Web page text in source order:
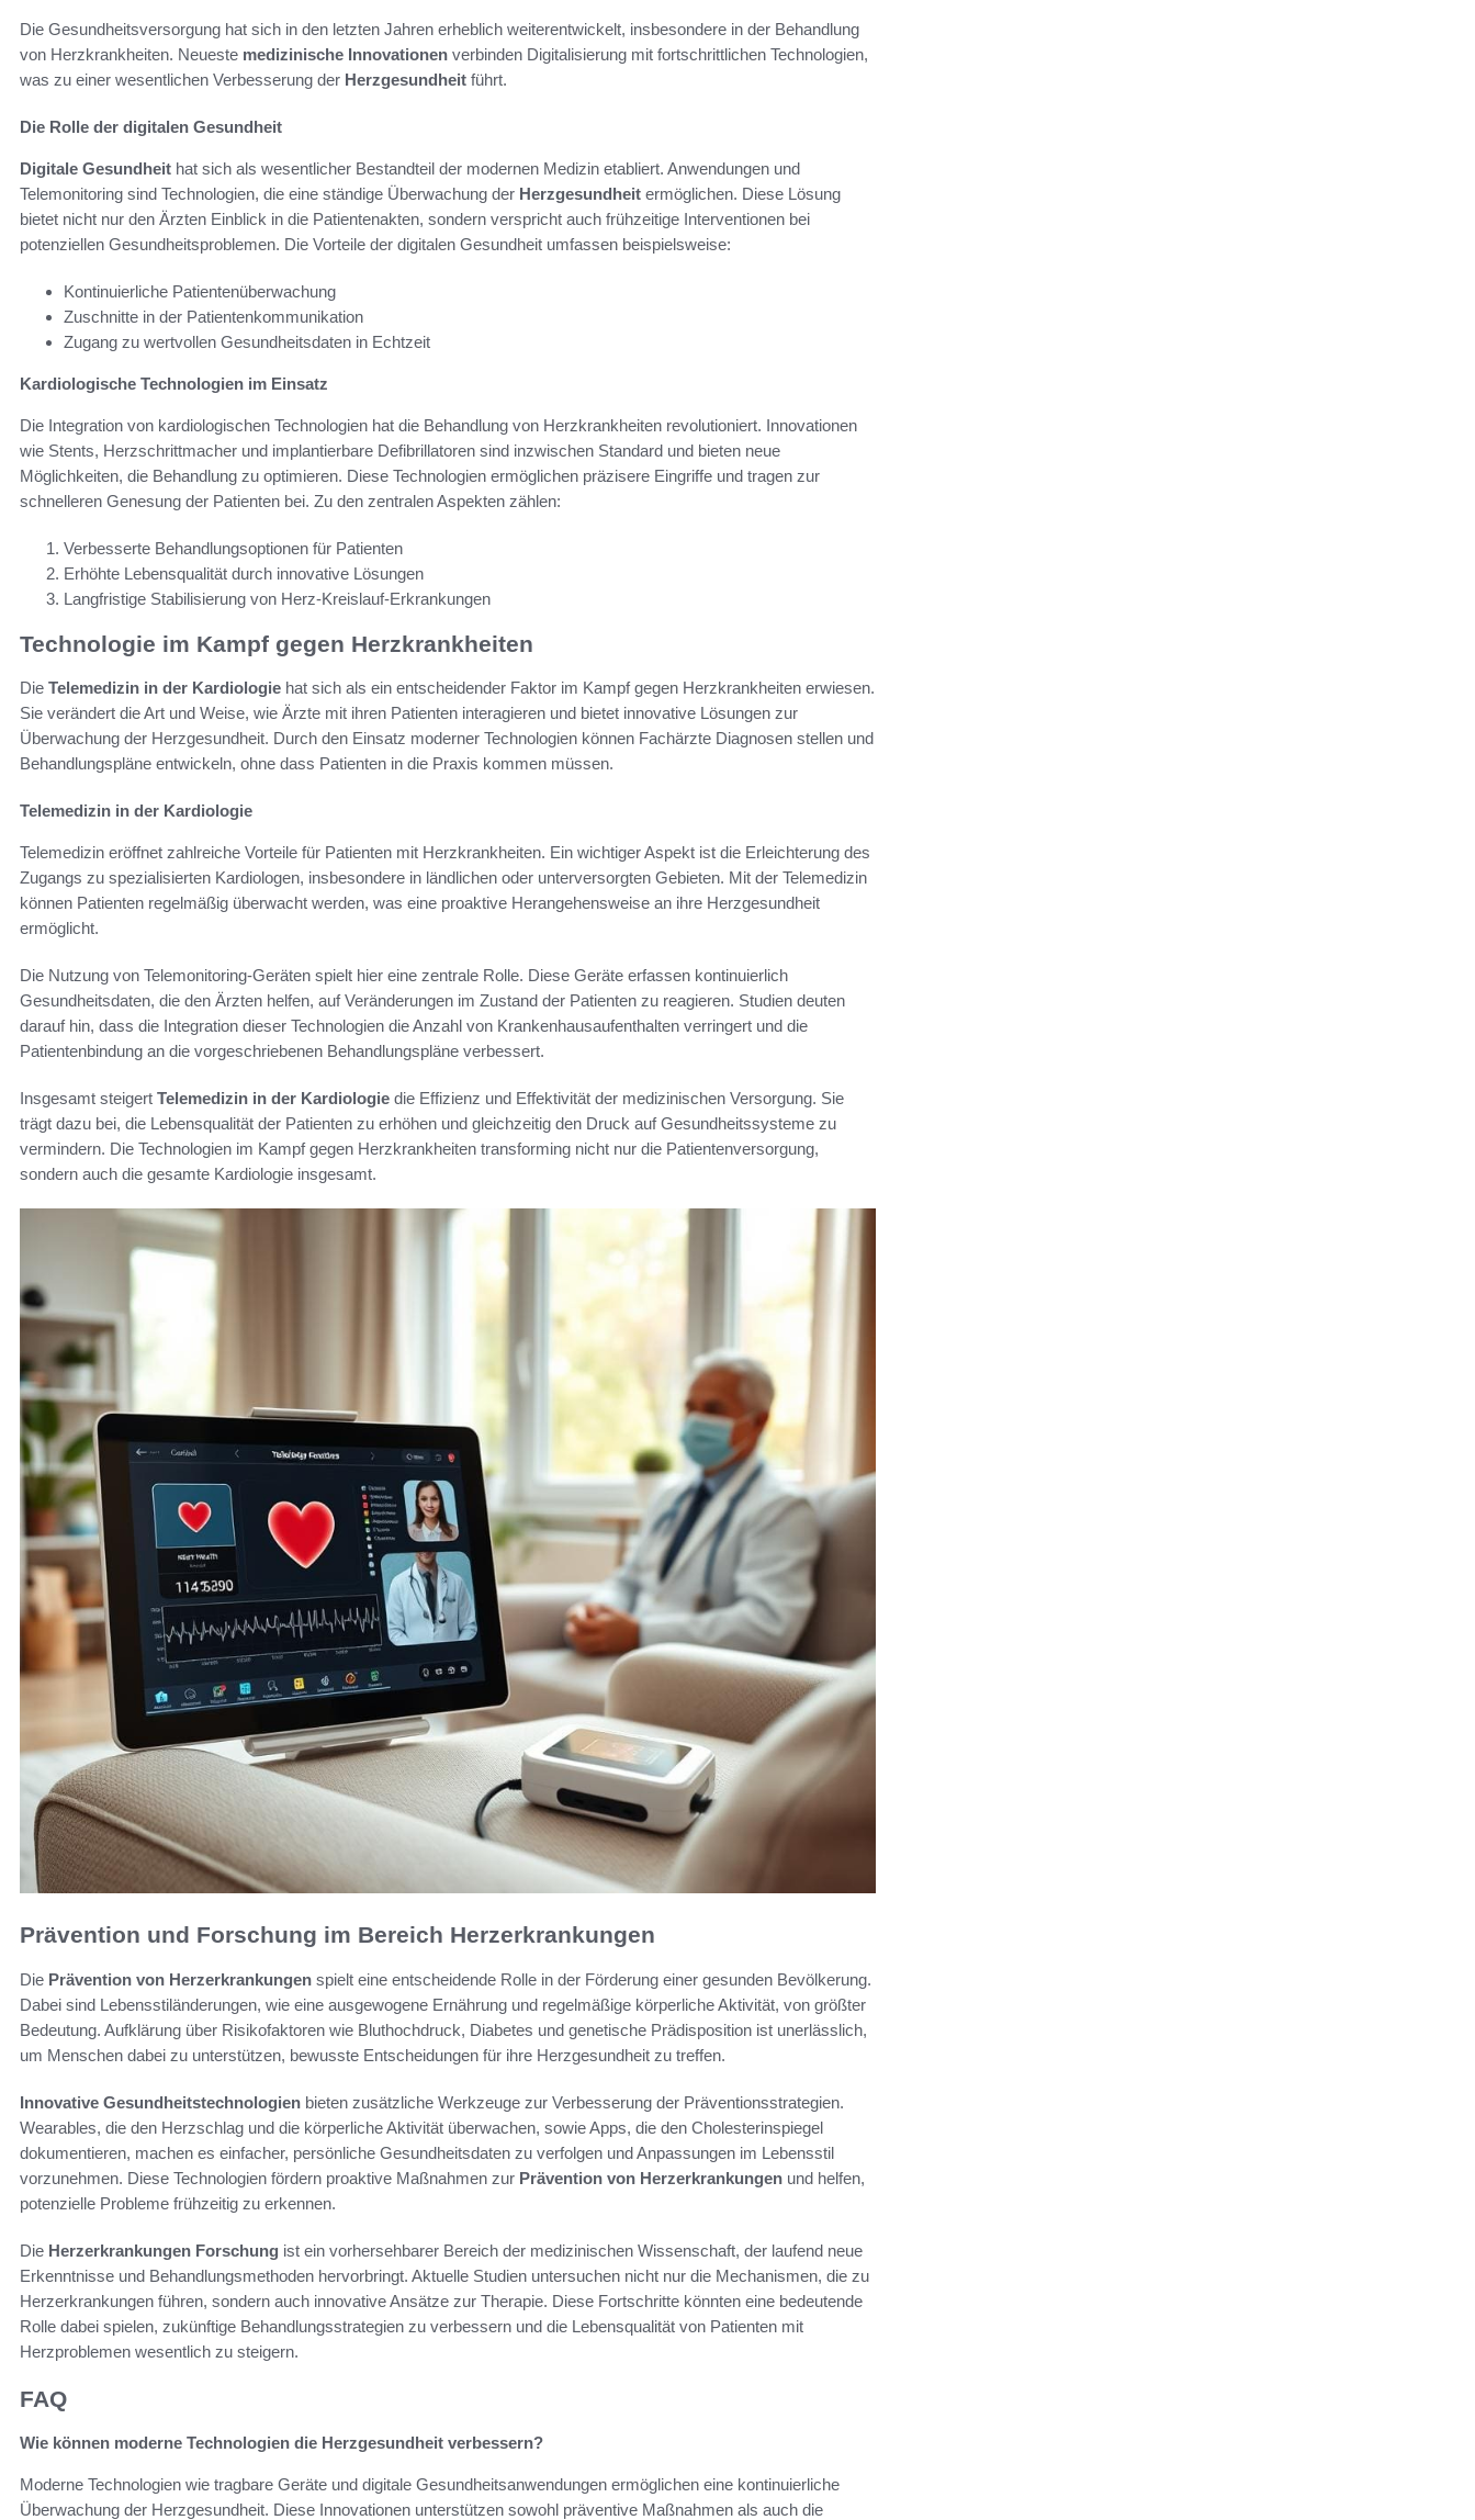
Die Gesundheitsversorgung hat sich in den letzten Jahren erheblich weiterentwickelt, insbesondere in der Behandlung
von Herzkrankheiten. Neueste medizinische Innovationen verbinden Digitalisierung mit fortschrittlichen Technologien,
was zu einer wesentlichen Verbesserung der Herzgesundheit führt.
Die Rolle der digitalen Gesundheit
Digitale Gesundheit hat sich als wesentlicher Bestandteil der modernen Medizin etabliert. Anwendungen und
Telemonitoring sind Technologien, die eine ständige Überwachung der Herzgesundheit ermöglichen. Diese Lösung
bietet nicht nur den Ärzten Einblick in die Patientenakten, sondern verspricht auch frühzeitige Interventionen bei
potenziellen Gesundheitsproblemen. Die Vorteile der digitalen Gesundheit umfassen beispielsweise:
Kontinuierliche Patientenüberwachung
Zuschnitte in der Patientenkommunikation
Zugang zu wertvollen Gesundheitsdaten in Echtzeit
Kardiologische Technologien im Einsatz
Die Integration von kardiologischen Technologien hat die Behandlung von Herzkrankheiten revolutioniert. Innovationen
wie Stents, Herzschrittmacher und implantierbare Defibrillatoren sind inzwischen Standard und bieten neue
Möglichkeiten, die Behandlung zu optimieren. Diese Technologien ermöglichen präzisere Eingriffe und tragen zur
schnelleren Genesung der Patienten bei. Zu den zentralen Aspekten zählen:
Verbesserte Behandlungsoptionen für Patienten
Erhöhte Lebensqualität durch innovative Lösungen
Langfristige Stabilisierung von Herz-Kreislauf-Erkrankungen
Technologie im Kampf gegen Herzkrankheiten
Die Telemedizin in der Kardiologie hat sich als ein entscheidender Faktor im Kampf gegen Herzkrankheiten erwiesen.
Sie verändert die Art und Weise, wie Ärzte mit ihren Patienten interagieren und bietet innovative Lösungen zur
Überwachung der Herzgesundheit. Durch den Einsatz moderner Technologien können Fachärzte Diagnosen stellen und
Behandlungspläne entwickeln, ohne dass Patienten in die Praxis kommen müssen.
Telemedizin in der Kardiologie
Telemedizin eröffnet zahlreiche Vorteile für Patienten mit Herzkrankheiten. Ein wichtiger Aspekt ist die Erleichterung des
Zugangs zu spezialisierten Kardiologen, insbesondere in ländlichen oder unterversorgten Gebieten. Mit der Telemedizin
können Patienten regelmäßig überwacht werden, was eine proaktive Herangehensweise an ihre Herzgesundheit
ermöglicht.
Die Nutzung von Telemonitoring-Geräten spielt hier eine zentrale Rolle. Diese Geräte erfassen kontinuierlich
Gesundheitsdaten, die den Ärzten helfen, auf Veränderungen im Zustand der Patienten zu reagieren. Studien deuten
darauf hin, dass die Integration dieser Technologien die Anzahl von Krankenhausaufenthalten verringert und die
Patientenbindung an die vorgeschriebenen Behandlungspläne verbessert.
Insgesamt steigert Telemedizin in der Kardiologie die Effizienz und Effektivität der medizinischen Versorgung. Sie
trägt dazu bei, die Lebensqualität der Patienten zu erhöhen und gleichzeitig den Druck auf Gesundheitssysteme zu
vermindern. Die Technologien im Kampf gegen Herzkrankheiten transforming nicht nur die Patientenversorgung,
sondern auch die gesamte Kardiologie insgesamt.
Prävention und Forschung im Bereich Herzerkrankungen
Die Prävention von Herzerkrankungen spielt eine entscheidende Rolle in der Förderung einer gesunden Bevölkerung.
Dabei sind Lebensstiländerungen, wie eine ausgewogene Ernährung und regelmäßige körperliche Aktivität, von größter
Bedeutung. Aufklärung über Risikofaktoren wie Bluthochdruck, Diabetes und genetische Prädisposition ist unerlässlich,
um Menschen dabei zu unterstützen, bewusste Entscheidungen für ihre Herzgesundheit zu treffen.
Innovative Gesundheitstechnologien bieten zusätzliche Werkzeuge zur Verbesserung der Präventionsstrategien.
Wearables, die den Herzschlag und die körperliche Aktivität überwachen, sowie Apps, die den Cholesterinspiegel
dokumentieren, machen es einfacher, persönliche Gesundheitsdaten zu verfolgen und Anpassungen im Lebensstil
vorzunehmen. Diese Technologien fördern proaktive Maßnahmen zur Prävention von Herzerkrankungen und helfen,
potenzielle Probleme frühzeitig zu erkennen.
Die Herzerkrankungen Forschung ist ein vorhersehbarer Bereich der medizinischen Wissenschaft, der laufend neue
Erkenntnisse und Behandlungsmethoden hervorbringt. Aktuelle Studien untersuchen nicht nur die Mechanismen, die zu
Herzerkrankungen führen, sondern auch innovative Ansätze zur Therapie. Diese Fortschritte könnten eine bedeutende
Rolle dabei spielen, zukünftige Behandlungsstrategien zu verbessern und die Lebensqualität von Patienten mit
Herzproblemen wesentlich zu steigern.
FAQ
Wie können moderne Technologien die Herzgesundheit verbessern?
Moderne Technologien wie tragbare Geräte und digitale Gesundheitsanwendungen ermöglichen eine kontinuierliche
Überwachung der Herzgesundheit. Diese Innovationen unterstützen sowohl präventive Maßnahmen als auch die